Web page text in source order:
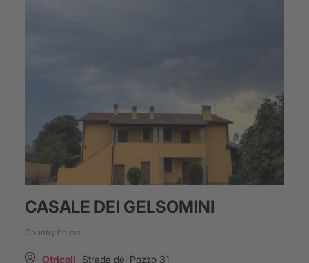
CASALE DEI GELSOMINI
Country house
Otricoli Strada del Pozzo 31